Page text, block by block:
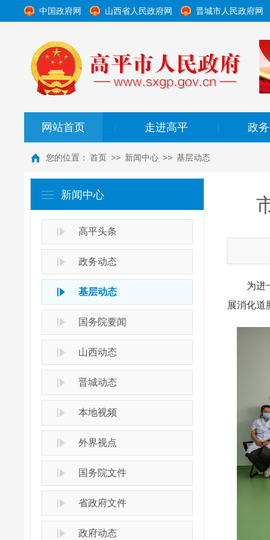
中国政府网 山西省人民政府网 晋城市人民政府网
网站首页 走进高平 政
您的位置： 首页 >> 新闻中心 >> 基层动态
新闻中心
高平头条
政务动态
基层动态
国务院要闻
山西动态
晋城动态
本地视频
外界视点
国务院文件
省政府文件
政府动态
为进一
展消化道